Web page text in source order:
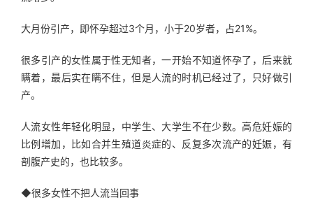
大月份引产，即怀孕超过3个月，小于20岁者，占21%。
很多引产的女性属于性无知者，一开始不知道怀孕了，后来就
瞒着，最后实在瞒不住，但是人流的时机已经过了，只好做引
产。
人流女性年轻化明显，中学生、大学生不在少数。高危妊娠的
比例增加，比如合并生殖道炎症的、反复多次流产的妊娠，有
剖腹产史的，也比较多。
◆很多女性不把人流当回事